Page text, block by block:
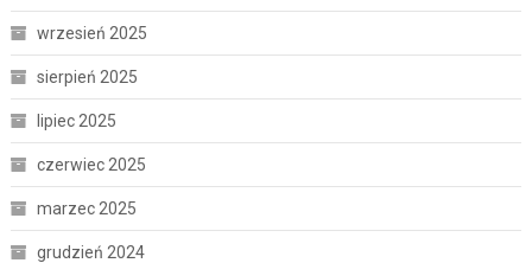
wrzesień 2025
sierpień 2025
lipiec 2025
czerwiec 2025
marzec 2025
grudzień 2024